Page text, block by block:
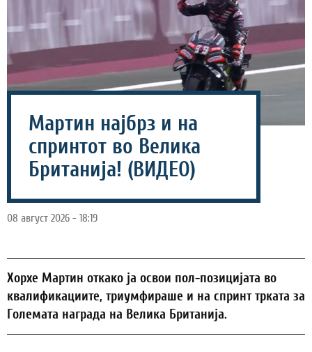
Мартин најбрз и на
спринтот во Велика
Британија! (ВИДЕО)
08 август 2026 - 18:19
Хорхе Мартин откако ја освои пол-позицијата во
квалификациите, триумфираше и на спринт трката за
Големата награда на Велика Британија.